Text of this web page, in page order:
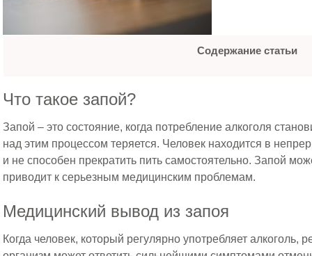
Содержание статьи
Что такое запой?
Запой – это состояние, когда потребление алкоголя
над этим процессом теряется. Человек находится в
и не способен прекратить пить самостоятельно. Запой
приводит к серьезным медицинским проблемам.
Медицинский вывод из запоя
Когда человек, который регулярно употребляет алкоголь,